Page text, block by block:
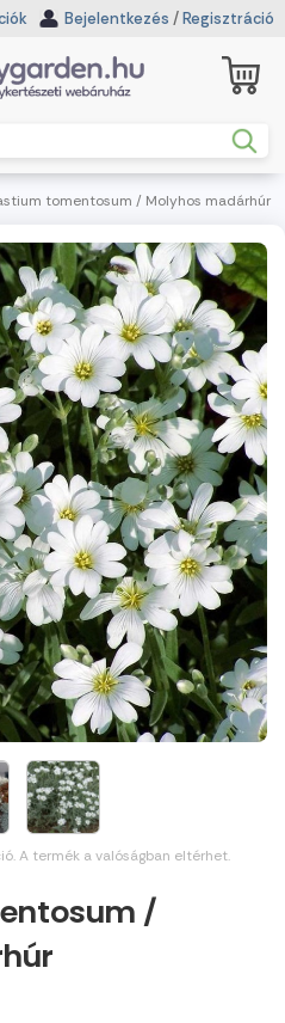
Bejelentkezés /Regisztráció
tomentosum / Molyhos madárhúr
A termék a valóságban eltérhet.
/